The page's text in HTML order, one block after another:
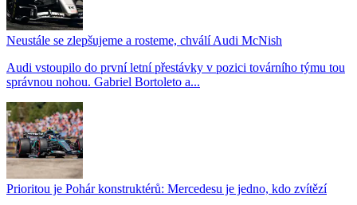
Neustále se zlepšujeme a rosteme, chválí Audi McNish
Audi vstoupilo do první letní přestávky v pozici továrního týmu tou
správnou nohou. Gabriel Bortoleto a...
Prioritou je Pohár konstruktérů: Mercedesu je jedno, kdo zvítězí